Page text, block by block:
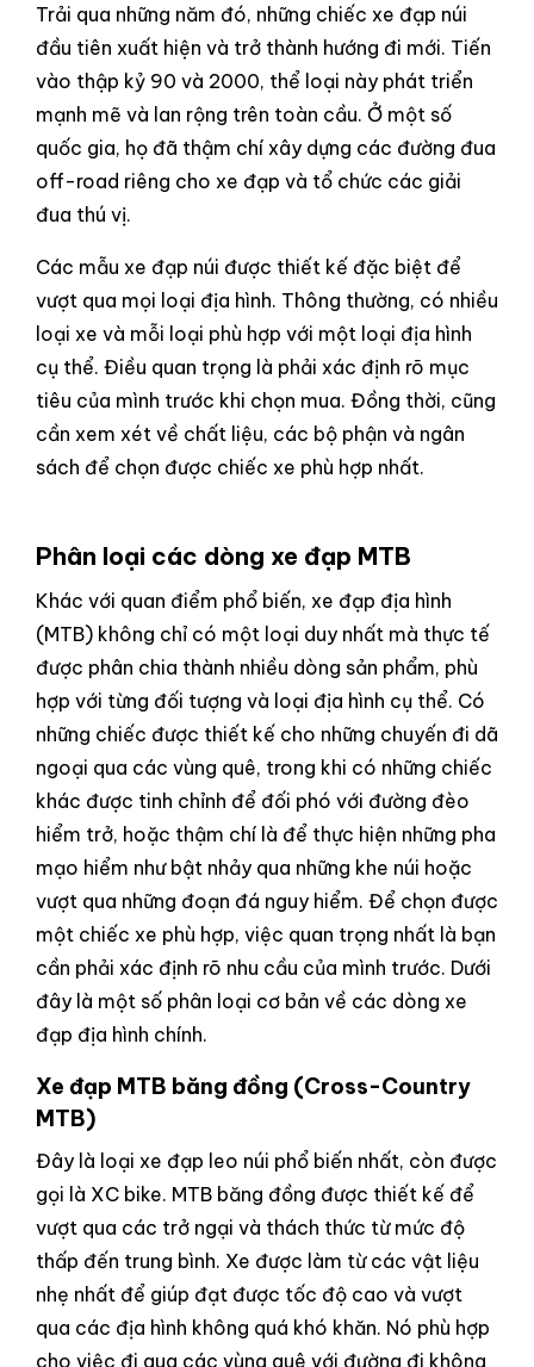
Trải qua những năm đó, những chiếc xe đạp núi
đầu tiên xuất hiện và trở thành hướng đi mới. Tiến
vào thập kỷ 90 và 2000, thể loại này phát triển
mạnh mẽ và lan rộng trên toàn cầu. Ở một số
quốc gia, họ đã thậm chí xây dựng các đường đua
off-road riêng cho xe đạp và tổ chức các giải
đua thú vị.
Các mẫu xe đạp núi được thiết kế đặc biệt để
vượt qua mọi loại địa hình. Thông thường, có nhiều
loại xe và mỗi loại phù hợp với một loại địa hình
cụ thể. Điều quan trọng là phải xác định rõ mục
tiêu của mình trước khi chọn mua. Đồng thời, cũng
cần xem xét về chất liệu, các bộ phận và ngân
sách để chọn được chiếc xe phù hợp nhất.
Phân loại các dòng xe đạp MTB
Khác với quan điểm phổ biến, xe đạp địa hình
(MTB) không chỉ có một loại duy nhất mà thực tế
được phân chia thành nhiều dòng sản phẩm, phù
hợp với từng đối tượng và loại địa hình cụ thể. Có
những chiếc được thiết kế cho những chuyến đi dã
ngoại qua các vùng quê, trong khi có những chiếc
khác được tinh chỉnh để đối phó với đường đèo
hiểm trở, hoặc thậm chí là để thực hiện những pha
mạo hiểm như bật nhảy qua những khe núi hoặc
vượt qua những đoạn đá nguy hiểm. Để chọn được
một chiếc xe phù hợp, việc quan trọng nhất là bạn
cần phải xác định rõ nhu cầu của mình trước. Dưới
đây là một số phân loại cơ bản về các dòng xe
đạp địa hình chính.
Xe đạp MTB băng đồng (Cross-Country
MTB)
Đây là loại xe đạp leo núi phổ biến nhất, còn được
gọi là XC bike. MTB băng đồng được thiết kế để
vượt qua các trở ngại và thách thức từ mức độ
thấp đến trung bình. Xe được làm từ các vật liệu
nhẹ nhất để giúp đạt được tốc độ cao và vượt
qua các địa hình không quá khó khăn. Nó phù hợp
cho việc đi qua các vùng quê với đường đi không